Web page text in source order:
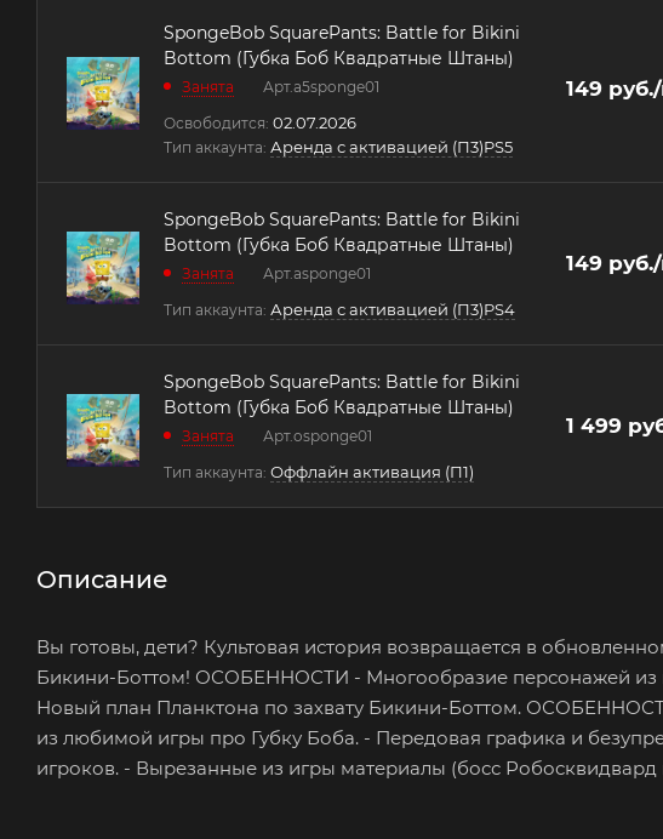
SpongeBob SquarePants: Battle for Bikini
Bottom (Губка Боб Квадратные Штаны)
Занята Арт.a5sponge01
Освободится: 02.07.2026
Тип аккаунта: Аренда с активацией (П3)PS5
149 руб.
SpongeBob SquarePants: Battle for Bikini
Bottom (Губка Боб Квадратные Штаны)
Занята Арт.asponge01
Тип аккаунта: Аренда с активацией (П3)PS4
149 руб.
SpongeBob SquarePants: Battle for Bikini
Bottom (Губка Боб Квадратные Штаны)
Занята Арт.osponge01
Тип аккаунта: Оффлайн активация (П1)
1 499
Описание
Вы готовы, дети? Культовая история возвращается в
Бикини-Боттом! ОСОБЕННОСТИ - Многообразие персонажей из
Новый план Планктона по захвату Бикини-Боттом.
из любимой игры про Губку Боба. - Передовая графика и
игроков. - Вырезанные из игры материалы (босс Робосквидвард